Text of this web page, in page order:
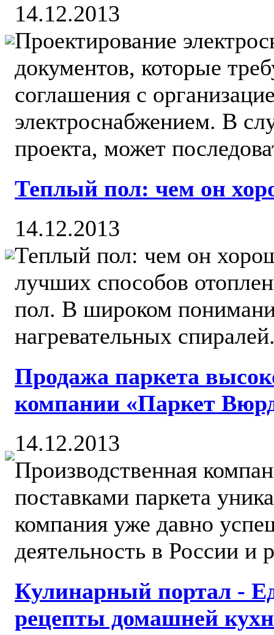
14.12.2013
Проектирование
документов, которые
соглашения с
электроснабжением. В
проекта, может
Теплый пол: чем он
14.12.2013
Теплый пол: чем он
лучших способов
пол. В широком
нагревательных
Продажа паркета
компании «Паркет
14.12.2013
Производственная
поставками паркета
компания уже давно
деятельность в России и
Кулинарный портал -
рецепты домашней